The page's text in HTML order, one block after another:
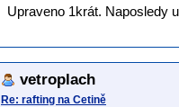
Upraveno 1krát. Naposledy
vetroplach
Re: rafting na Cetině